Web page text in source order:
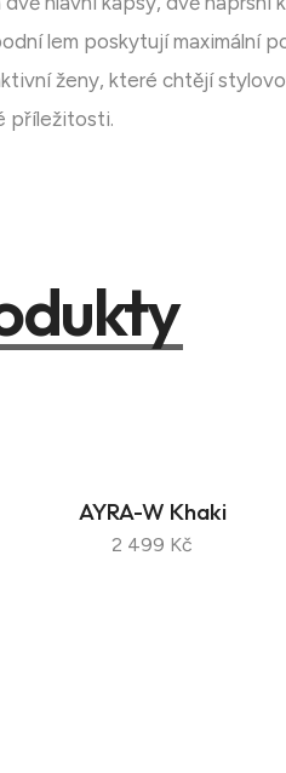
lem poskytují maximální
ženy, které chtějí
příležitosti.
AYRA-W Khaki
2 499 Kč